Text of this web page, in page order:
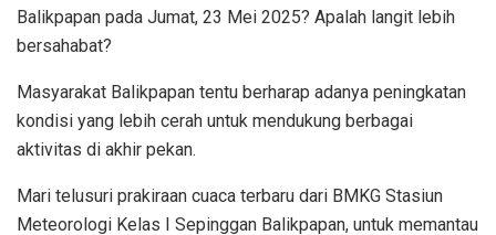
Balikpapan pada Jumat, 23 Mei 2025? Apalah langit lebih
bersahabat?
Masyarakat Balikpapan tentu berharap adanya peningkatan
kondisi yang lebih cerah untuk mendukung berbagai
aktivitas di akhir pekan.
Mari telusuri prakiraan cuaca terbaru dari BMKG Stasiun
Meteorologi Kelas I Sepinggan Balikpapan, untuk memantau